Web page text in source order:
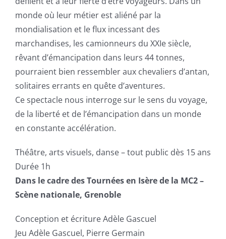
monde où leur métier est aliéné par la
mondialisation et le flux incessant des
marchandises, les camionneurs du XXIe siècle,
rêvant d’émancipation dans leurs 44 tonnes,
pourraient bien ressembler aux chevaliers d’antan,
solitaires errants en quête d’aventures.
Ce spectacle nous interroge sur le sens du voyage,
de la liberté et de l’émancipation dans un monde
en constante accélération.
Théâtre, arts visuels, danse – tout public dès 15 ans
Durée 1h
Dans le cadre des Tournées en Isère de la MC2 –
Scène nationale, Grenoble
Conception et écriture Adèle Gascuel
Jeu Adèle Gascuel, Pierre Germain